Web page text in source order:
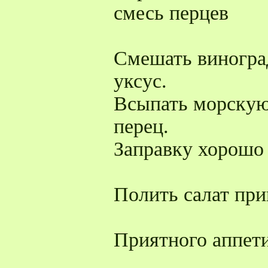
смесь перцев
Смешать
уксус.
Всыпать
перец.
Заправку
Полить салат
Приятного